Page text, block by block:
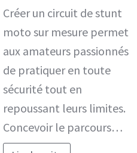
Créer un circuit de stunt
moto sur mesure permet
aux amateurs passionnés
de pratiquer en toute
sécurité tout en
repoussant leurs limites.
Concevoir le parcours…